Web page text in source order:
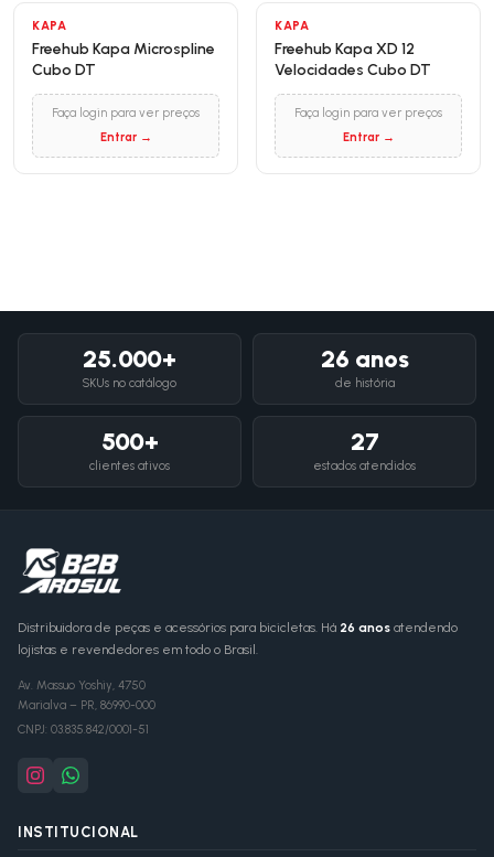
KAPA
Freehub Kapa Microspline
Cubo DT
Faça login para ver preços
Entrar →
KAPA
Freehub Kapa XD 12
Velocidades Cubo DT
Faça login para ver preços
Entrar →
25.000+
SKUs no catálogo
26 anos
de história
500+
clientes ativos
27
estados atendidos
Distribuidora de peças e acessórios para bicicletas. Há 26 anos atendendo
lojistas e revendedores em todo o Brasil.
Av. Massuo Yoshiy, 4750
Marialva – PR, 86990-000
CNPJ: 03.835.842/0001-51
INSTITUCIONAL